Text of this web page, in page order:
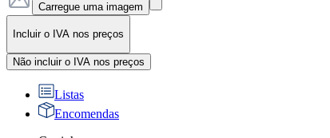
Carregue uma imagem
Incluir o IVA nos preços
Não incluir o IVA nos preços
Listas
Encomendas